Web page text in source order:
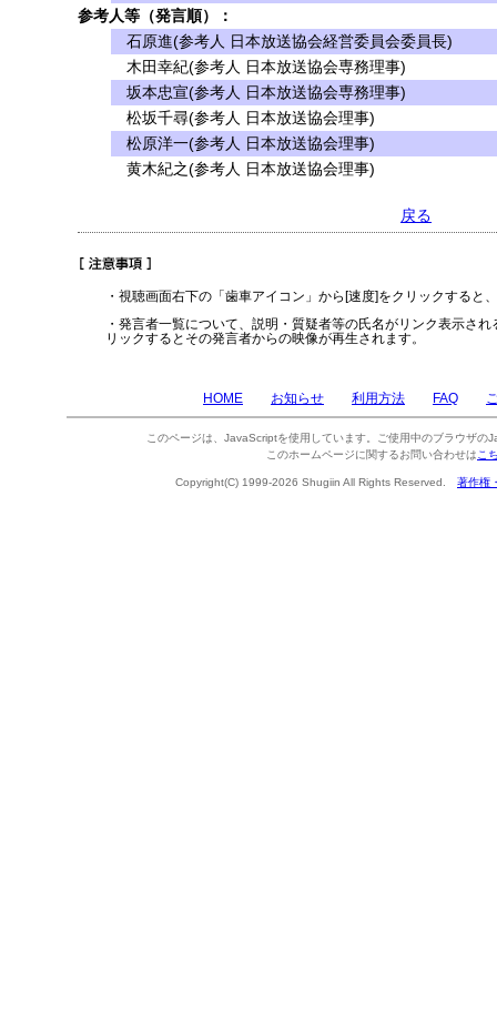
参考人等（発言順）：
石原進(参考人 日本放送協会経営委員会委員長)
木田幸紀(参考人 日本放送協会専務理事)
坂本忠宣(参考人 日本放送協会専務理事)
松坂千尋(参考人 日本放送協会理事)
松原洋一(参考人 日本放送協会理事)
黄木紀之(参考人 日本放送協会理事)
戻る
・視聴画面右下の「歯車アイコン」から[速度]をクリックすると
・発言者一覧について、説明・質疑者等の氏名がリンク表示さ
リックするとその発言者からの映像が再生されます。
HOME お知らせ 利用方法 FAQ
このページは、JavaScriptを使用しています。ご使用中のブラウザの
このホームページに関するお問い合わせは こ
Copyright(C) 1999-2026 Shugiin All Rights Reserved. 著作権